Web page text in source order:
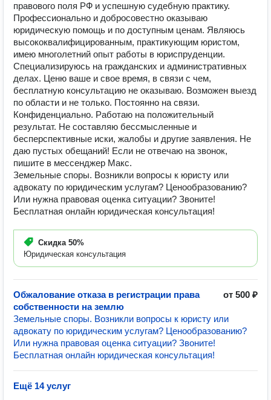
правового поля РФ и успешную судебную практику.
Профессионально и добросовестно оказываю
юридическую помощь и по доступным ценам. Являюсь
высококвалифицированным, практикующим юристом,
имею многолетний опыт работы в юриспруденции.
Специализируюсь на гражданских и административных
делах. Ценю ваше и свое время, в связи с чем,
бесплатную консультацию не оказываю. Возможен выезд
по области и не только. Постоянно на связи.
Конфиденциально. Работаю на положительный
результат. Не составляю бессмысленные и
бесперспективные иски, жалобы и другие заявления. Не
даю пустых обещаний! Если не отвечаю на звонок,
пишите в мессенджер Макс.
Земельные споры. Возникли вопросы к юристу или
адвокату по юридическим услугам? Ценообразованию?
Или нужна правовая оценка ситуации? Звоните!
Бесплатная онлайн юридическая консультация!
Скидка 50%
Юридическая консультация
Обжалование отказа в регистрации права
собственности на землю
от 500 ₽
Земельные споры. Возникли вопросы к юристу или
адвокату по юридическим услугам? Ценообразованию?
Или нужна правовая оценка ситуации? Звоните!
Бесплатная онлайн юридическая консультация!
Ещё 14 услуг